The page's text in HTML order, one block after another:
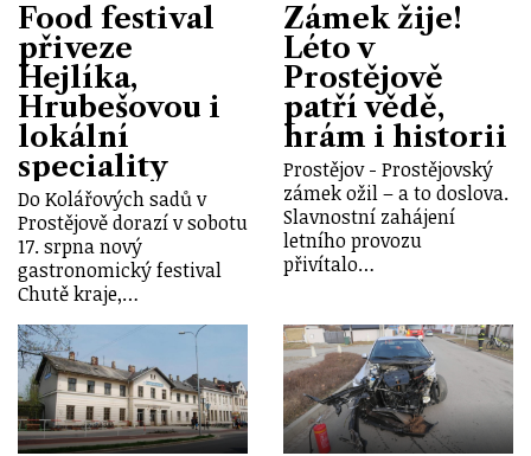
Food festival
přiveze
Hejlíka,
Hrubešovou i
lokální
speciality
Do Kolářových sadů v
Prostějově dorazí v sobotu
17. srpna nový
gastronomický festival
Chutě kraje,…
Zámek žije!
Léto v
Prostějově
patří vědě,
hrám i historii
Prostějov - Prostějovský
zámek ožil – a to doslova.
Slavnostní zahájení
letního provozu
přivítalo…